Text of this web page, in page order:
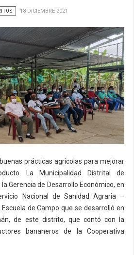
18 DICIEMBRE 2021
buenas prácticas agrícolas para mejorar
La Municipalidad Distrital de
Gerencia de Desarrollo Económico, en
Nacional de Sanidad Agraria –
de Campo que se desarrolló en
de este distrito, que contó con la
bananeros de la Cooperativa